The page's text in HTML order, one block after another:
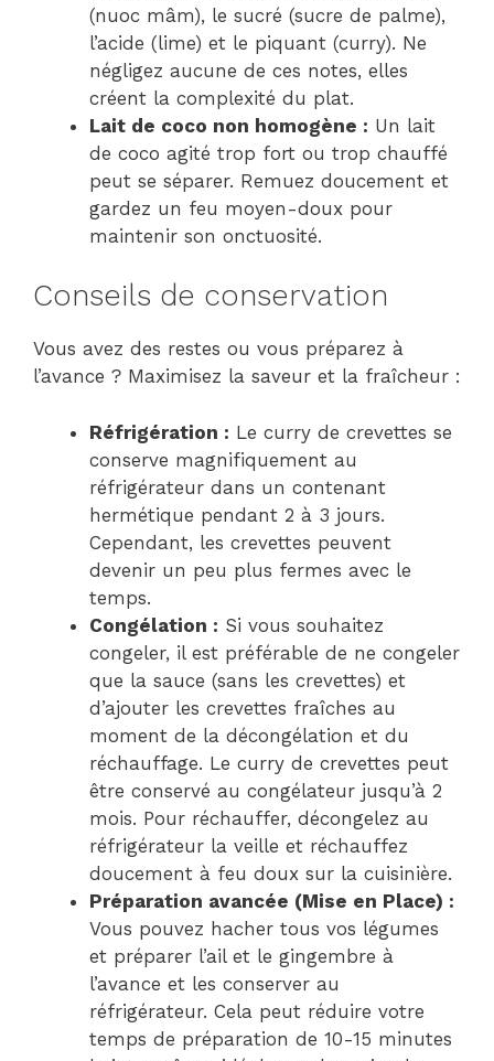
(nuoc mâm), le sucré (sucre de palme),
l’acide (lime) et le piquant (curry). Ne
négligez aucune de ces notes, elles
créent la complexité du plat.
Lait de coco non homogène : Un lait
de coco agité trop fort ou trop chauffé
peut se séparer. Remuez doucement et
gardez un feu moyen-doux pour
maintenir son onctuosité.
Conseils de conservation
Vous avez des restes ou vous préparez à
l’avance ? Maximisez la saveur et la fraîcheur :
Réfrigération : Le curry de crevettes se
conserve magnifiquement au
réfrigérateur dans un contenant
hermétique pendant 2 à 3 jours.
Cependant, les crevettes peuvent
devenir un peu plus fermes avec le
temps.
Congélation : Si vous souhaitez
congeler, il est préférable de ne congeler
que la sauce (sans les crevettes) et
d’ajouter les crevettes fraîches au
moment de la décongélation et du
réchauffage. Le curry de crevettes peut
être conservé au congélateur jusqu’à 2
mois. Pour réchauffer, décongelez au
réfrigérateur la veille et réchauffez
doucement à feu doux sur la cuisinière.
Préparation avancée (Mise en Place) :
Vous pouvez hacher tous vos légumes
et préparer l’ail et le gingembre à
l’avance et les conserver au
réfrigérateur. Cela peut réduire votre
temps de préparation de 10-15 minutes